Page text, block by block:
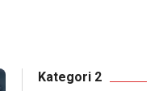
Kategori 2